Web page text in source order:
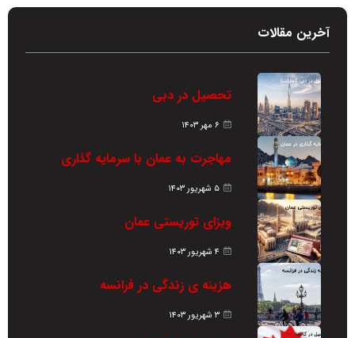
آخرین مقالات
تحصیل در دبی
۶ مهر ۱۴۰۳
مهاجرت به عمان با سرمایه گذاری
۵ شهریور ۱۴۰۳
ویزای توریستی عمان
۴ شهریور ۱۴۰۳
هزینه ی زندگی در فرانسه
۳ شهریور ۱۴۰۳